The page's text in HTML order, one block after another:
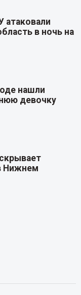
атаковали
в ночь на
нашли
девочку
Нижнем